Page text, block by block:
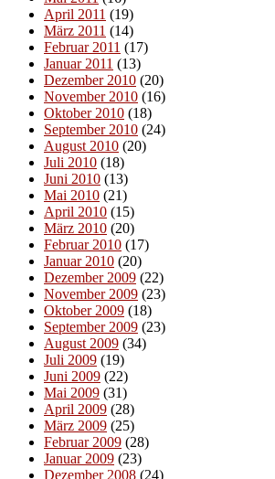
April 2011 (19)
März 2011 (14)
Februar 2011 (17)
Januar 2011 (13)
Dezember 2010 (20)
November 2010 (16)
Oktober 2010 (18)
September 2010 (24)
August 2010 (20)
Juli 2010 (18)
Juni 2010 (13)
Mai 2010 (21)
April 2010 (15)
März 2010 (20)
Februar 2010 (17)
Januar 2010 (20)
Dezember 2009 (22)
November 2009 (23)
Oktober 2009 (18)
September 2009 (23)
August 2009 (34)
Juli 2009 (19)
Juni 2009 (22)
Mai 2009 (31)
April 2009 (28)
März 2009 (25)
Februar 2009 (28)
Januar 2009 (23)
Dezember 2008 (24)